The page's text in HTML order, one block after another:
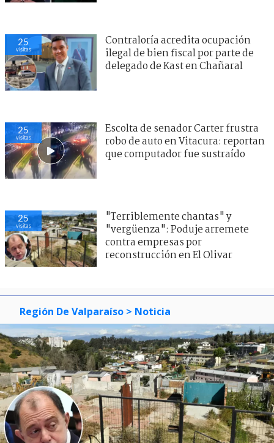
25
visitas
Contraloría acredita ocupación
ilegal de bien fiscal por parte de
delegado de Kast en Chañaral
25
visitas
Escolta de senador Carter frustra
robo de auto en Vitacura: reportan
que computador fue sustraído
25
visitas
"Terriblemente chantas" y
"vergüenza": Poduje arremete
contra empresas por
reconstrucción en El Olivar
Región De Valparaíso > Noticia